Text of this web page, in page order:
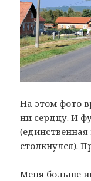
На этом фото
ни сердцу. И
(единственная
столкнулся).
Меня больше